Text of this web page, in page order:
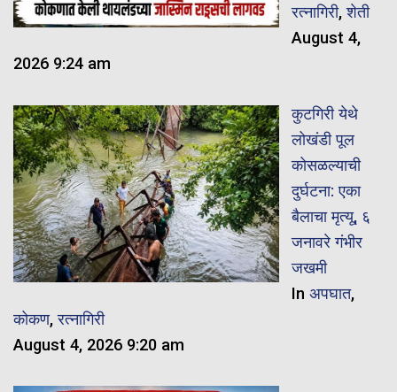
रत्नागिरी,शेती
August 4,
2026 9:24 am
कुटगिरी येथे
लोखंडी पूल
कोसळल्याची
दुर्घटना: एका
बैलाचा मृत्यू, ६
जनावरे गंभीर
जखमी
In अपघात,
कोकण,रत्नागिरी
August 4, 2026 9:20 am